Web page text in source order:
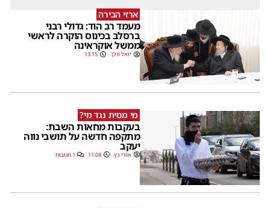
ארזי הבירה
מעמד רב הוד: גדולי רבני
ברסלב בכינוס הוקרה לראשי
ממשל אוקראינה
יואל וולך 13:15
מי מסית נגד מי?
בעקבות מחאות השבת:
מתקפה חדשה על תושבי נווה
יעקב
אורי כץ 11:08 1 תגובות